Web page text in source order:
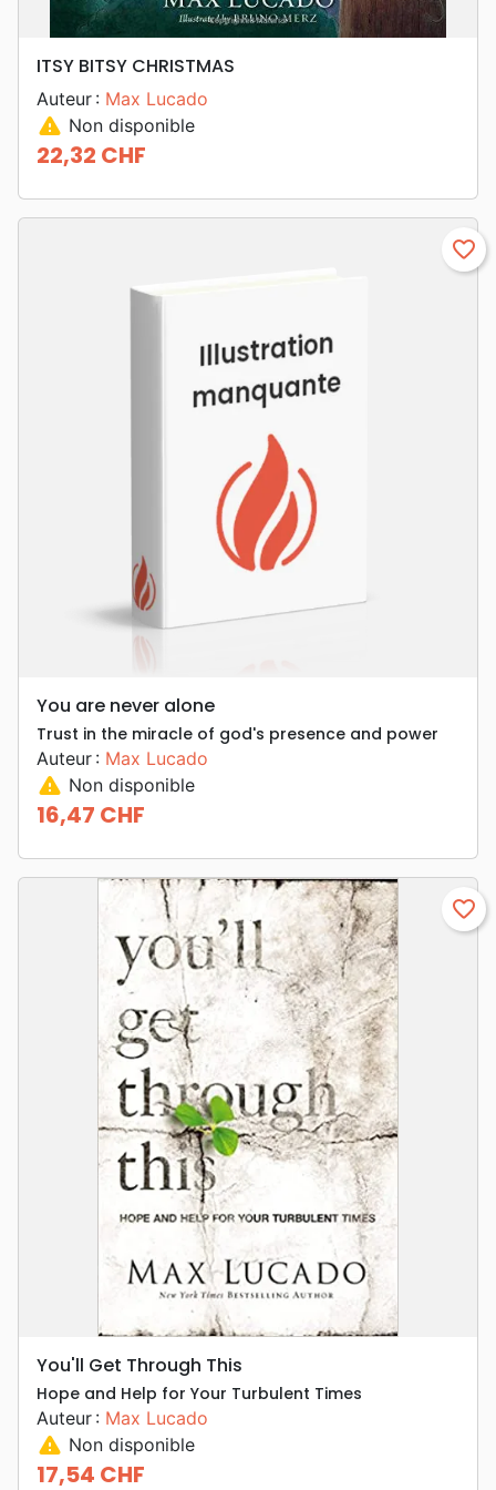
ITSY BITSY CHRISTMAS
Auteur : Max Lucado
warning Non disponible
Prix
22,32 CHF
favorite_border
You are never alone
Trust in the miracle of god's presence and power
Auteur : Max Lucado
warning Non disponible
Prix
16,47 CHF
favorite_border
You'll Get Through This
Hope and Help for Your Turbulent Times
Auteur : Max Lucado
warning Non disponible
17,54 CHF